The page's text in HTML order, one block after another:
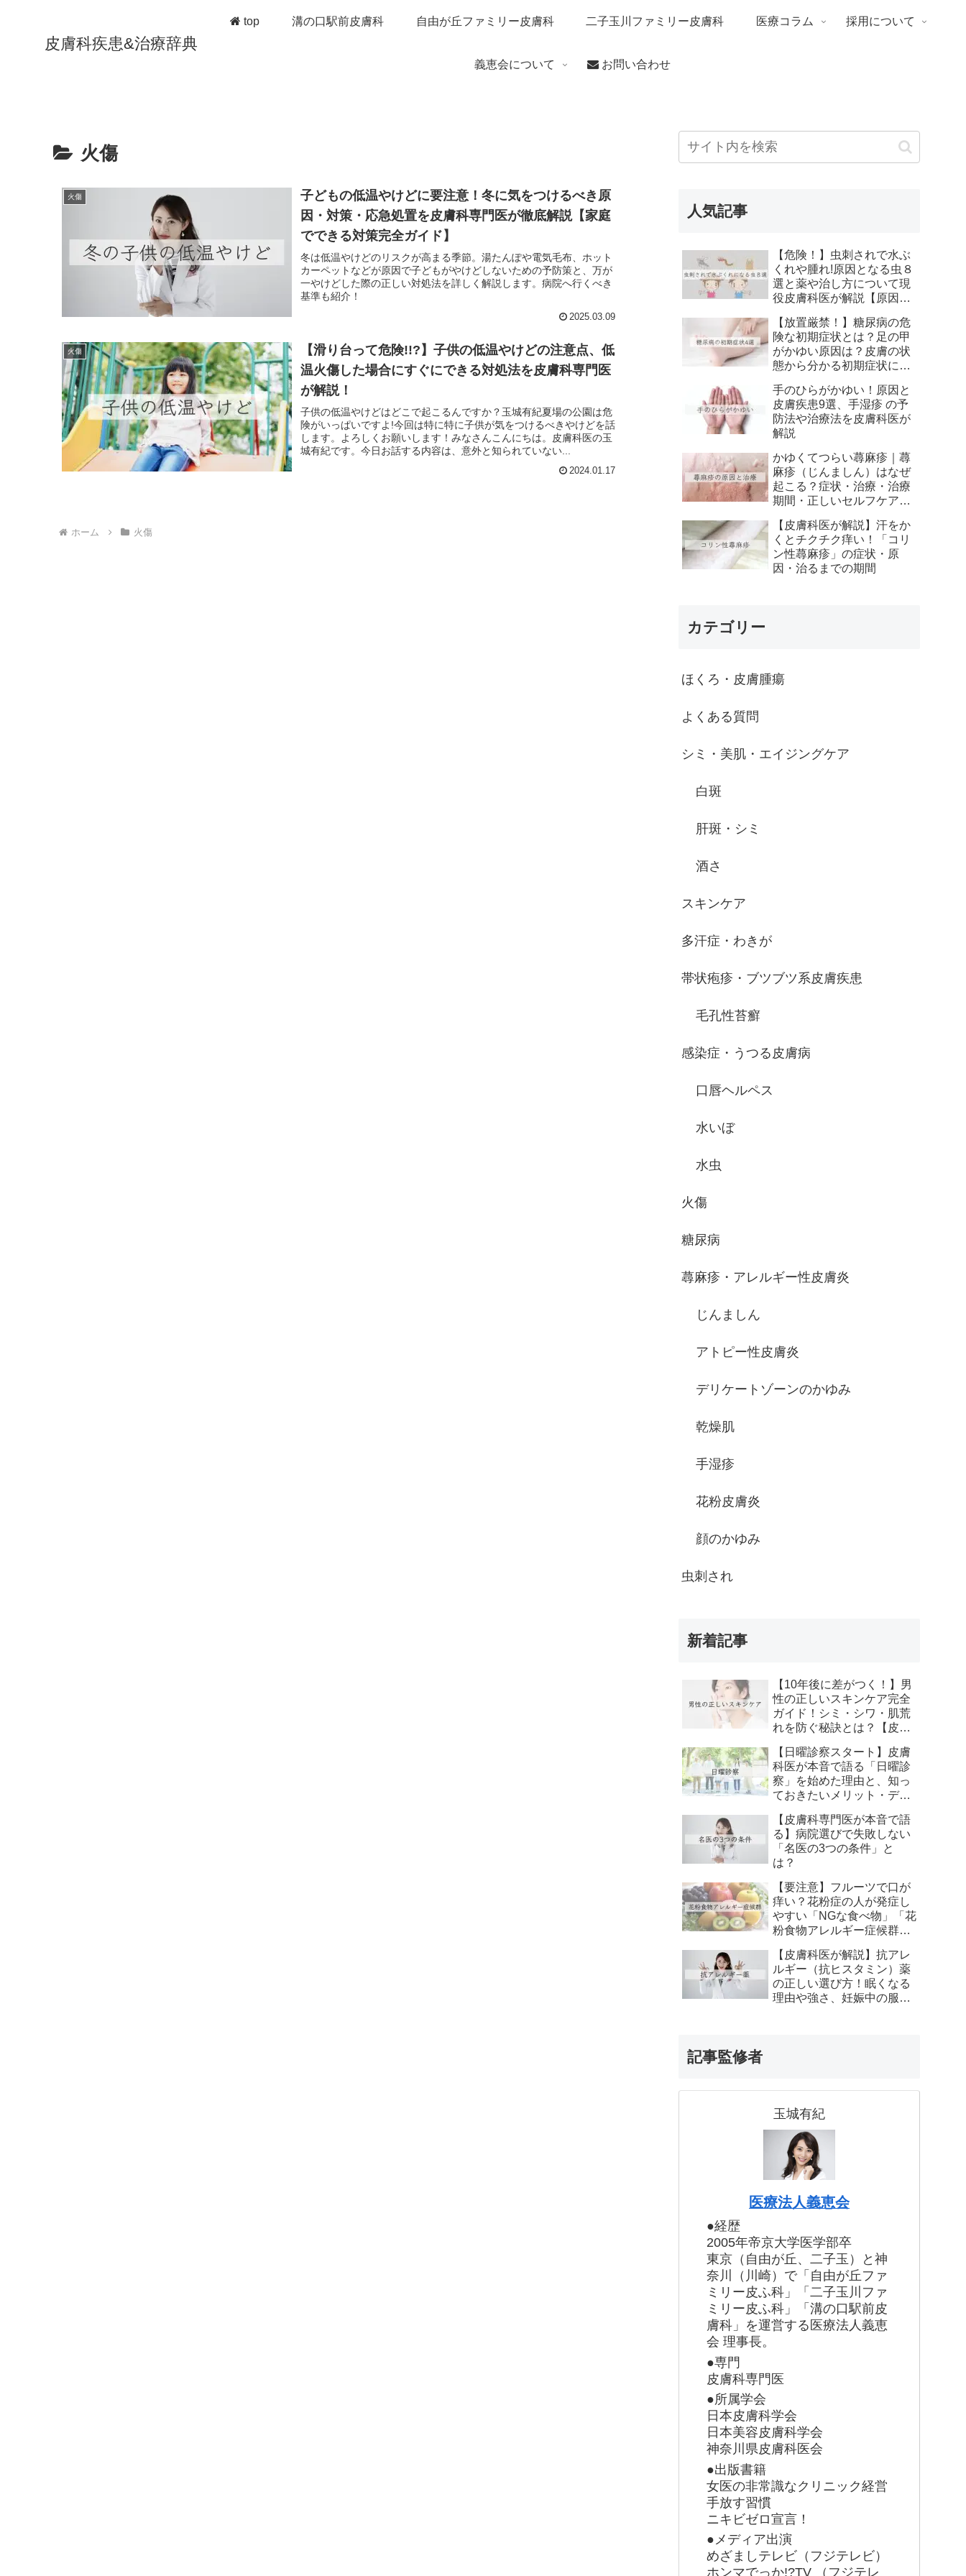
皮膚科疾患&治療辞典
top 溝の口駅前皮膚科 自由が丘ファミリー皮膚科 二子玉川ファミリー皮膚科 医療コラム 採用について
義恵会について お問い合わせ
火傷
火傷
子どもの低温やけどに要注意！冬に気をつけるべき原
因・対策・応急処置を皮膚科専門医が徹底解説【家庭
でできる対策完全ガイド】
冬は低温やけどのリスクが高まる季節。湯たんぽや電気毛布、ホット
カーペットなどが原因で子どもがやけどしないための予防策と、万が
一やけどした際の正しい対処法を詳しく解説します。病院へ行くべき
基準も紹介！
2025.03.09
火傷
【滑り台って危険!!?】子供の低温やけどの注意点、低
温火傷した場合にすぐにできる対処法を皮膚科専門医
が解説！
子供の低温やけどはどこで起こるんですか？玉城有紀夏場の公園は危
険がいっぱいですよ!今回は特に特に子供が気をつけるべきやけどを話
します。よろしくお願いします！みなさんこんにちは。皮膚科医の玉
城有紀です。今日お話する内容は、意外と知られていない...
2024.01.17
ホーム 火傷
人気記事
【危険！】虫刺されで水ぶ
くれや腫れ!原因となる虫８
選と薬や治し方について現
役皮膚科医が解説【原因、
方】
【放置厳禁！】糖尿病の危
険な初期症状とは？足の甲
がかゆい原因は？皮膚の状
態から分かる初期症状につ
手のひらがかゆい！原因と
皮膚疾患9選、手湿疹 の予
防法や治療法を皮膚科医が
解説
かゆくてつらい蕁麻疹｜蕁
麻疹（じんましん）はなぜ
起こる？症状・治療・治療
期間・正しいセルフケアを
【皮膚科医が解説】汗をか
くとチクチク痒い！「コリ
ン性蕁麻疹」の症状・原
因・治るまでの期間
カテゴリー
ほくろ・皮膚腫瘍
よくある質問
シミ・美肌・エイジングケア
白斑
肝斑・シミ
酒さ
スキンケア
多汗症・わきが
帯状疱疹・ブツブツ系皮膚疾患
毛孔性苔癬
感染症・うつる皮膚病
口唇ヘルペス
水いぼ
水虫
火傷
糖尿病
蕁麻疹・アレルギー性皮膚炎
じんましん
アトピー性皮膚炎
デリケートゾーンのかゆみ
乾燥肌
手湿疹
花粉皮膚炎
顔のかゆみ
虫刺され
新着記事
【10年後に差がつく！】男
性の正しいスキンケア完全
ガイド！シミ・シワ・肌荒
れを防ぐ秘訣とは？【皮膚
【日曜診察スタート】皮膚
科医が本音で語る「日曜診
察」を始めた理由と、知っ
ておきたいメリット・デメ
川・溝の口】
【皮膚科専門医が本音で語
る】病院選びで失敗しない
「名医の3つの条件」と
は？
【要注意】フルーツで口が
痒い？花粉症の人が発症し
やすい「NGな食べ物」「花
粉食物アレルギー症候群」
説】 にします
【皮膚科医が解説】抗アレ
ルギー（抗ヒスタミン）薬
の正しい選び方！眠くなる
理由や強さ、妊娠中の服用
記事監修者
玉城有紀
医療法人義恵会
●経歴
2005年帝京大学医学部卒
東京（自由が丘、二子玉）と神
奈川（川崎）で「自由が丘ファ
ミリー皮ふ科」「二子玉川ファ
ミリー皮ふ科」「溝の口駅前皮
膚科」を運営する医療法人義恵
会 理事長。
●専門
皮膚科専門医
●所属学会
日本皮膚科学会
日本美容皮膚科学会
神奈川県皮膚科医会
●出版書籍
女医の非常識なクリニック経営
手放す習慣
ニキビゼロ宣言！
●メディア出演
めざましテレビ（フジテレビ）
ホンマでっか!?TV （フジテレ